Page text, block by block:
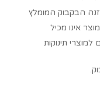
הבקבוק המומלץ
אינו מכיל